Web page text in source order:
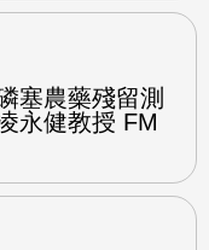
塞農藥殘留測
永健教授 FM